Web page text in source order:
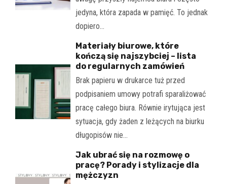
jedyna, która zapada w pamięć. To jednak
dopiero…
Materiały biurowe, które
kończą się najszybciej – lista
do regularnych zamówień
Brak papieru w drukarce tuż przed
podpisaniem umowy potrafi sparaliżować
pracę całego biura. Równie irytująca jest
sytuacja, gdy żaden z leżących na biurku
długopisów nie…
Jak ubrać się na rozmowę o
pracę? Porady i stylizacje dla
mężczyzn